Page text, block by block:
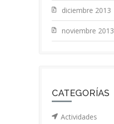
diciembre 2013
noviembre 2013
CATEGORÍAS
Actividades